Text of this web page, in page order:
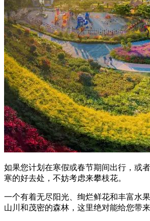
如果您计划在寒假或春节期间出行，或
寒的好去处，不妨考虑来攀枝花。
一个有着无尽阳光、绚烂鲜花和丰富水
山川和茂密的森林，这里绝对能给您带